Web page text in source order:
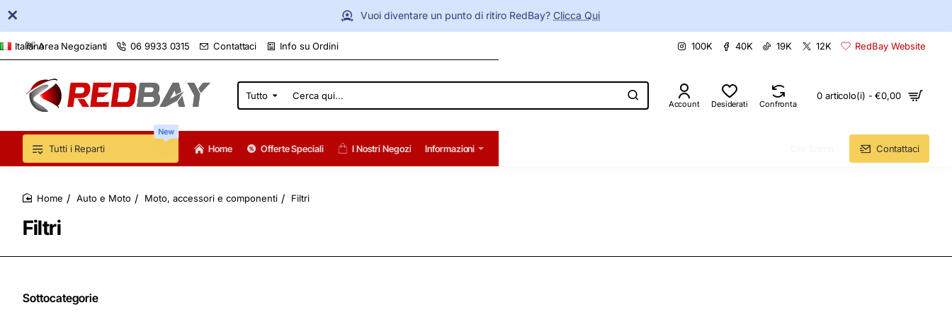
Vuoi diventare un punto di ritiro RedBay? Clicca Qui
👋 Area Negozianti 06 9933 0315 Contattaci Info su Ordini
Italiano 100K 40K 19K 12K RedBay Website
Tutto
Cerca
qui...
Account Desiderati Confronta
0 articolo(i) - €0,00
Tutti i Reparti
New
Home Offerte Speciali I Nostri Negozi Informazioni Contattaci
Filtri
Auto e Moto Moto, accessori e componenti Filtri
Sottocategorie